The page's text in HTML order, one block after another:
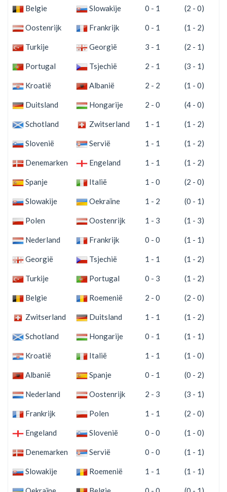
Belgie Slowakije 0 - 1 (2 - 0)
Oostenrijk Frankrijk 0 - 1 (1 - 2)
Turkije Georgië 3 - 1 (2 - 1)
Portugal Tsjechië 2 - 1 (3 - 1)
Kroatië Albanië 2 - 2 (1 - 0)
Duitsland Hongarije 2 - 0 (4 - 0)
Schotland Zwitserland 1 - 1 (1 - 2)
Slovenië Servië 1 - 1 (1 - 2)
Denemarken Engeland 1 - 1 (1 - 2)
Spanje Italië 1 - 0 (2 - 0)
Slowakije Oekraïne 1 - 2 (0 - 1)
Polen Oostenrijk 1 - 3 (1 - 3)
Nederland Frankrijk 0 - 0 (1 - 1)
Georgië Tsjechië 1 - 1 (1 - 2)
Turkije Portugal 0 - 3 (1 - 2)
Belgie Roemenië 2 - 0 (2 - 0)
Zwitserland Duitsland 1 - 1 (1 - 2)
Schotland Hongarije 0 - 1 (1 - 1)
Kroatië Italië 1 - 1 (1 - 0)
Albanië Spanje 0 - 1 (0 - 2)
Nederland Oostenrijk 2 - 3 (3 - 1)
Frankrijk Polen 1 - 1 (2 - 0)
Engeland Slovenië 0 - 0 (1 - 0)
Denemarken Servië 0 - 0 (1 - 1)
Slowakije Roemenië 1 - 1 (1 - 1)